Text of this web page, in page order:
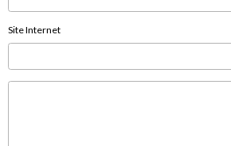
Site Internet